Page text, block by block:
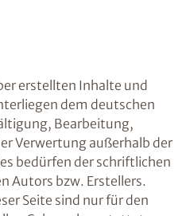
erstellten Inhalte und
dem deutschen
Bearbeitung,
Verwertung außerhalb der
bedürfen der schriftlichen
Autors bzw. Erstellers.
Seite sind nur für den